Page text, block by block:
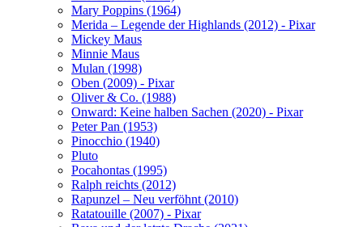
Mary Poppins (1964)
Merida – Legende der Highlands (2012) - Pixar
Mickey Maus
Minnie Maus
Mulan (1998)
Oben (2009) - Pixar
Oliver & Co. (1988)
Onward: Keine halben Sachen (2020) - Pixar
Peter Pan (1953)
Pinocchio (1940)
Pluto
Pocahontas (1995)
Ralph reichts (2012)
Rapunzel – Neu verföhnt (2010)
Ratatouille (2007) - Pixar